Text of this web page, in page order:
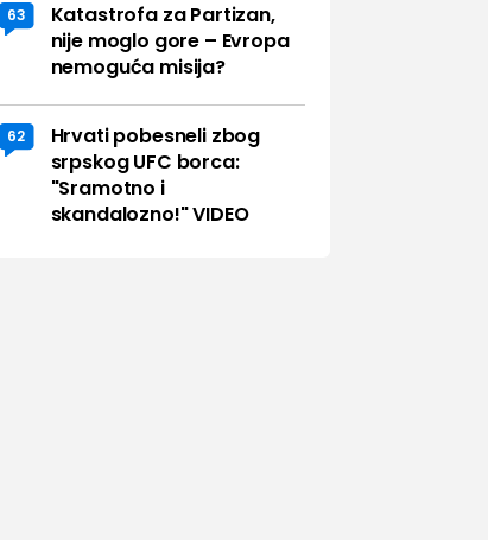
63
Katastrofa za Partizan,
nije moglo gore – Evropa
nemoguća misija?
62
Hrvati pobesneli zbog
srpskog UFC borca:
"Sramotno i
skandalozno!" VIDEO